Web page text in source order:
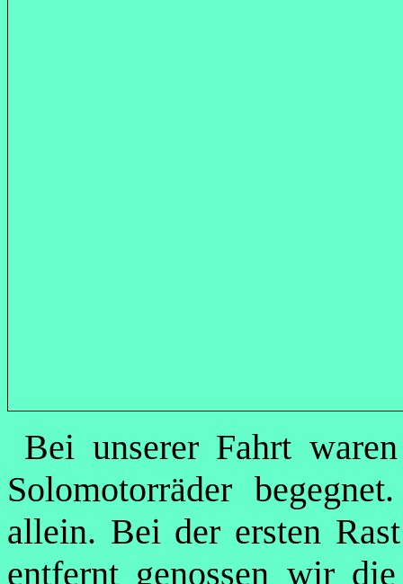
Bei unserer Fahrt
Solomotorräder
allein. Bei der ersten
entfernt genossen wir